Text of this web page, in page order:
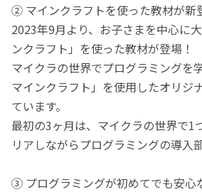
② マインクラフトを使った教材が新
2023年9月より、お子さまを中心に
ンクラフト」を使った教材が登場！
マイクラの世界でプログラミングを
マインクラフト」を使用したオリジ
ています。
最初の3ヶ月は、マイクラの世界で1
リアしながらプログラミングの導入
③ プログラミングが初めてでも安心